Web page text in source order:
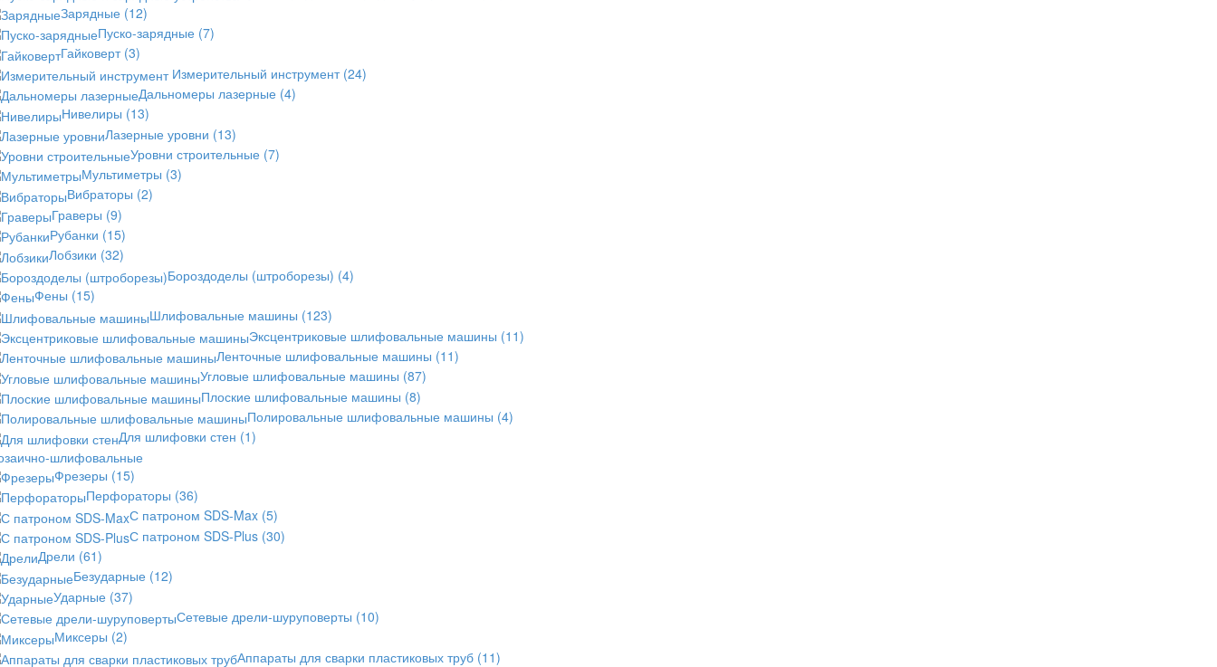
Зарядные (12)
Пуско-зарядные (7)
Гайковерт (3)
Измерительный инструмент (24)
Дальномеры лазерные (4)
Нивелиры (13)
Лазерные уровни (13)
Уровни строительные (7)
Мультиметры (3)
Вибраторы (2)
Граверы (9)
Рубанки (15)
Лобзики (32)
Бороздоделы (штроборезы) (4)
Фены (15)
Шлифовальные машины (123)
Эксцентриковые шлифовальные машины (11)
Ленточные шлифовальные машины (11)
Угловые шлифовальные машины (87)
Плоские шлифовальные машины (8)
Полировальные шлифовальные машины (4)
Для шлифовки стен (1)
шлифовальные
Фрезеры (15)
Перфораторы (36)
С патроном SDS-Max (5)
С патроном SDS-Plus (30)
Дрели (61)
Безударные (12)
Ударные (37)
Сетевые дрели-шуруповерты (10)
Миксеры (2)
Аппараты для сварки пластиковых труб (11)